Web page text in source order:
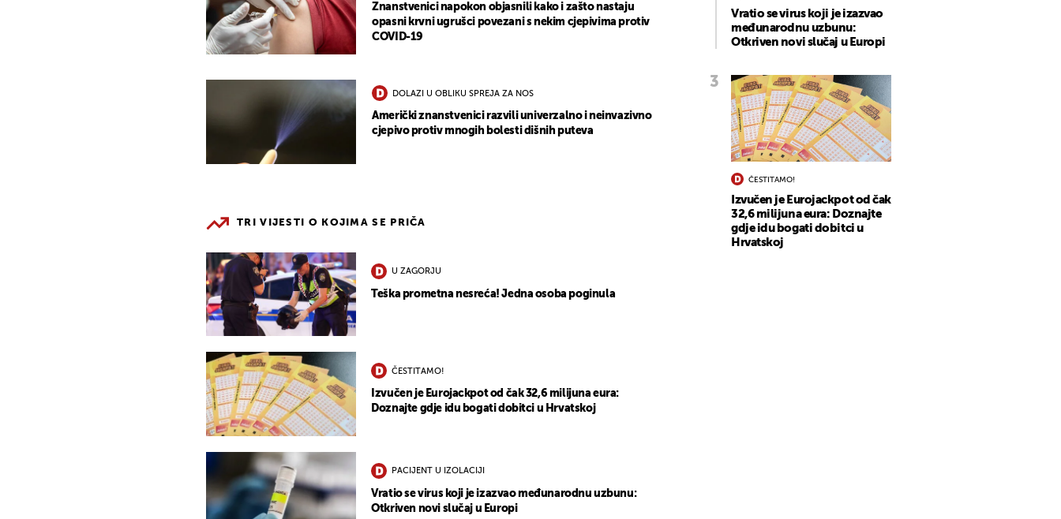
Znanstvenici napokon objasnili kako i zašto nastaju
opasni krvni ugrušci povezani s nekim cjepivima protiv
COVID-19
DOLAZI U OBLIKU SPREJA ZA NOS
Američki znanstvenici razvili univerzalno i neinvazivno
cjepivo protiv mnogih bolesti dišnih puteva
TRI VIJESTI O KOJIMA SE PRIČA
U ZAGORJU
Teška prometna nesreća! Jedna osoba poginula
ČESTITAMO!
Izvučen je Eurojackpot od čak 32,6 milijuna eura:
Doznajte gdje idu bogati dobitci u Hrvatskoj
PACIJENT U IZOLACIJI
Vratio se virus koji je izazvao međunarodnu uzbunu:
Otkriven novi slučaj u Europi
Vratio se virus koji je izazvao
međunarodnu uzbunu:
Otkriven novi slučaj u Europi
ČESTITAMO!
Izvučen je Eurojackpot od čak
32,6 milijuna eura: Doznajte
gdje idu bogati dobitci u
Hrvatskoj